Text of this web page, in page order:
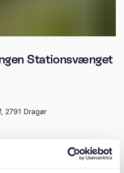
Stationsvænget
2791 Dragør